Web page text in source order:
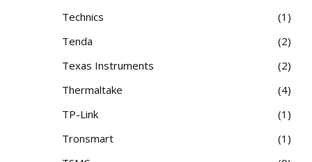
Technics
1
Tenda
2
Texas Instruments
2
Thermaltake
4
TP-Link
1
Tronsmart
1